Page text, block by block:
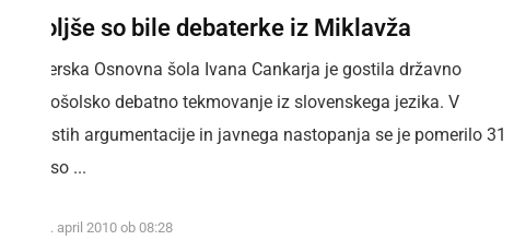
Najboljše so bile debaterke iz Miklavža
Ljutomerska Osnovna šola Ivana Cankarja je gostila državno
osnovnošolsko debatno tekmovanje iz slovenskega jezika. V
spretnostih argumentacije in javnega nastopanja se je pomerilo 31
ekip, ki so ...
petek, 23. april 2010 ob 08:28